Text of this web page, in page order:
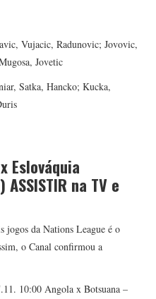
Vujacic, Radunovic; Jovovic,
Jovetic
Satka, Hancko; Kucka,
Eslováquia
ASSISTIR na TV e
jogos da Nations League é o
o Canal confirmou a
10:00 Angola x Botsuana –